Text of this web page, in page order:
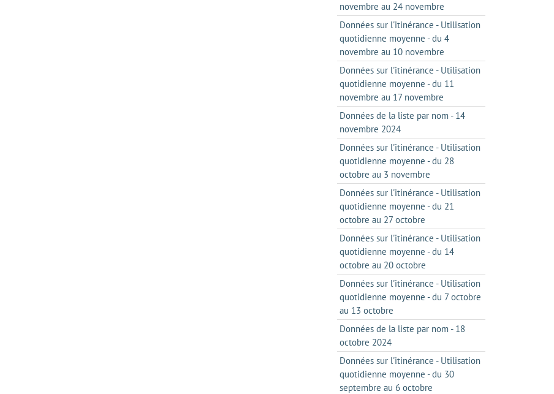
novembre au 24 novembre
Données sur l'itinérance - Utilisation
quotidienne moyenne - du 4
novembre au 10 novembre
Données sur l'itinérance - Utilisation
quotidienne moyenne - du 11
novembre au 17 novembre
Données de la liste par nom - 14
novembre 2024
Données sur l'itinérance - Utilisation
quotidienne moyenne - du 28
octobre au 3 novembre
Données sur l'itinérance - Utilisation
quotidienne moyenne - du 21
octobre au 27 octobre
Données sur l'itinérance - Utilisation
quotidienne moyenne - du 14
octobre au 20 octobre
Données sur l'itinérance - Utilisation
quotidienne moyenne - du 7 octobre
au 13 octobre
Données de la liste par nom - 18
octobre 2024
Données sur l'itinérance - Utilisation
quotidienne moyenne - du 30
septembre au 6 octobre